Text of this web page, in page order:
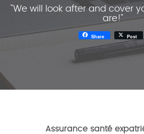
"We will look after and cover
are!"
Share Post
Assurance santé